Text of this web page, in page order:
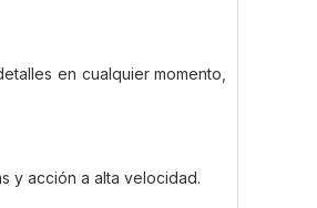
en cualquier momento,
y acción a alta velocidad.